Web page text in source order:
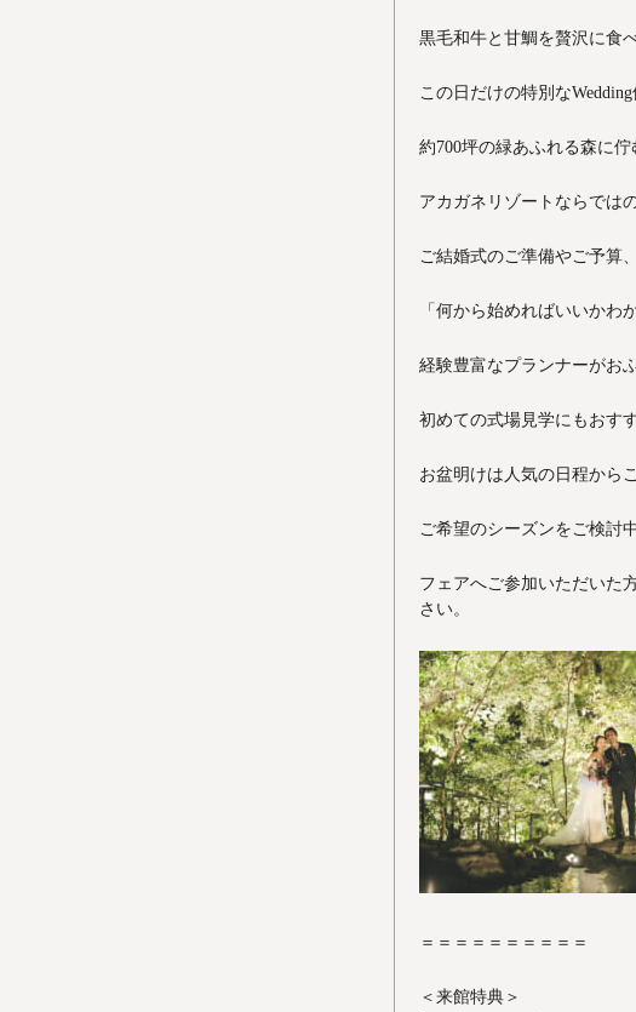
黒毛和牛と甘鯛を贅沢に食
この日だけの特別な
約700坪の緑あふれる森に
アカガネリゾートならでは
ご結婚式のご準備やご予算
「何から始めればいいかわ
経験豊富なプランナーがお
初めての式場見学にもおす
お盆明けは人気の日程から
ご希望のシーズンをご検討
フェアへご参加いただいた
さい。
＝＝＝＝＝＝＝＝＝＝
＜来館特典＞